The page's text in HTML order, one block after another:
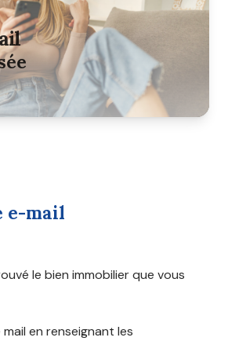
e-mail
le bien immobilier que vous
en renseignant les